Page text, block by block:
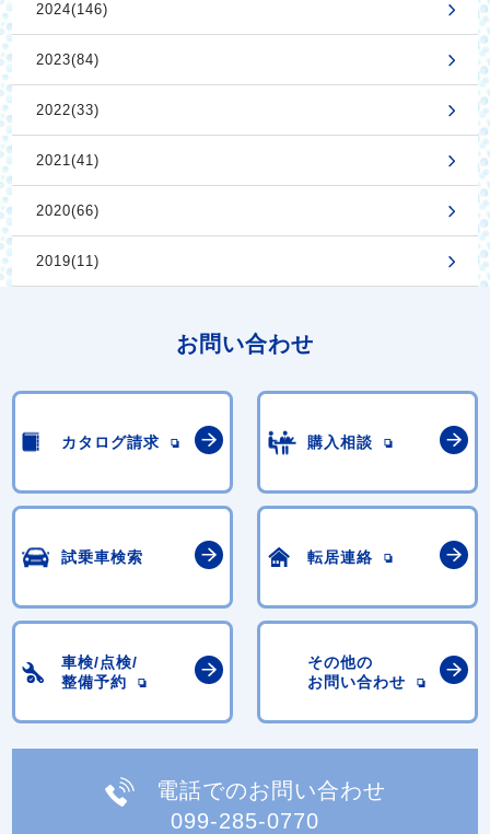
2024(146)
2023(84)
2022(33)
2021(41)
2020(66)
2019(11)
お問い合わせ
カタログ請求 購入相談
試乗車検索 転居連絡
車検/点検/
整備予約
その他の
お問い合わせ
電話でのお問い合わせ
099-285-0770